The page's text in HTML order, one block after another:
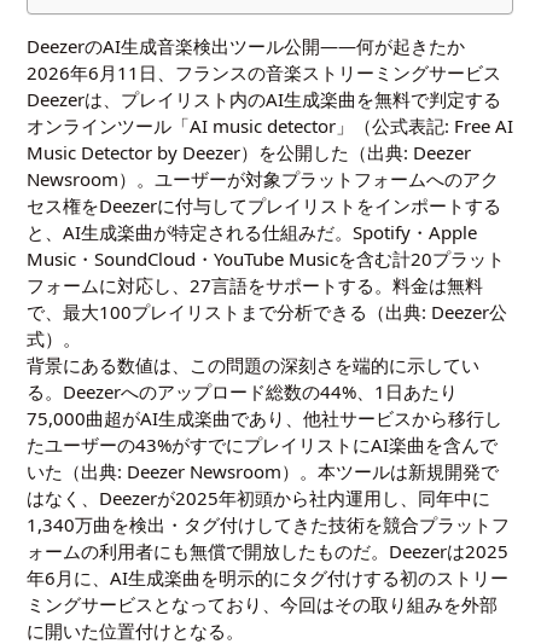
DeezerのAI生成音楽検出ツール公開——何が起きたか
2026年6月11日、フランスの音楽ストリーミングサービス
Deezerは、プレイリスト内のAI生成楽曲を無料で判定する
オンラインツール「AI music detector」（公式表記: Free AI
Music Detector by Deezer）を公開した（出典: Deezer
Newsroom）。ユーザーが対象プラットフォームへのアク
セス権をDeezerに付与してプレイリストをインポートする
と、AI生成楽曲が特定される仕組みだ。Spotify・Apple
Music・SoundCloud・YouTube Musicを含む計20プラット
フォームに対応し、27言語をサポートする。料金は無料
で、最大100プレイリストまで分析できる（出典: Deezer公
式）。
背景にある数値は、この問題の深刻さを端的に示してい
る。Deezerへのアップロード総数の44%、1日あたり
75,000曲超がAI生成楽曲であり、他社サービスから移行し
たユーザーの43%がすでにプレイリストにAI楽曲を含んで
いた（出典: Deezer Newsroom）。本ツールは新規開発で
はなく、Deezerが2025年初頭から社内運用し、同年中に
1,340万曲を検出・タグ付けしてきた技術を競合プラットフ
ォームの利用者にも無償で開放したものだ。Deezerは2025
年6月に、AI生成楽曲を明示的にタグ付けする初のストリー
ミングサービスとなっており、今回はその取り組みを外部
に開いた位置付けとなる。